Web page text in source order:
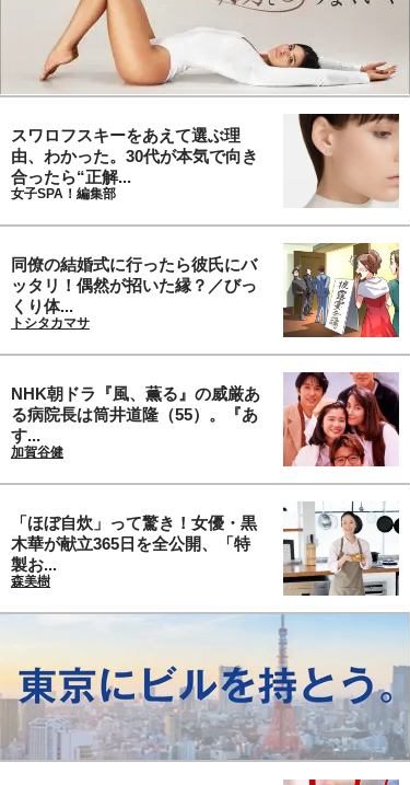
スワロフスキーをあえて選ぶ理
由、わかった。30代が本気で向き
合ったら“正解...
女子SPA！編集部
同僚の結婚式に行ったら彼氏にバ
ッタリ！偶然が招いた縁？／びっ
くり体...
トシタカマサ
NHK朝ドラ『風、薫る』の威厳あ
る病院長は筒井道隆（55）。『あ
す...
加賀谷健
「ほぼ自炊」って驚き！女優・黒
木華が献立365日を全公開、「特
製お...
森美樹